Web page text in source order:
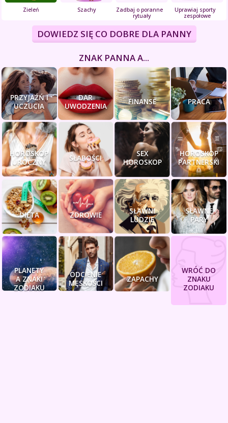
Zieleń Szachy
Zadbaj o poranne
rytuały
Uprawiaj sporty
zespołowe
DOWIEDZ SIĘ CO DOBRE DLA PANNY
ZNAK PANNA A...
PRZYJAŹŃ I
UCZUCIA
DAR
UWODZENIA
FINANSE PRACA
HOROSKOP
UROCZNY
SŁABOŚCI
SEX
HOROSKOP
HOROSKOP
PARTNERSKI
DIETA ZDROWIE
SŁAWNI
LUDZIE
SŁAWNE
PARY
PLANETY
A ZNAKI
ZODIAKU
ODCIENIE
MĘSKOŚCI
ZAPACHY
WRÓĆ DO
ZNAKU
ZODIAKU